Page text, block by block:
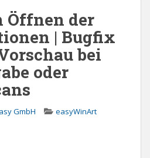
Öffnen der
| Bugfix
bei
oder
GmbH
easyWinArt